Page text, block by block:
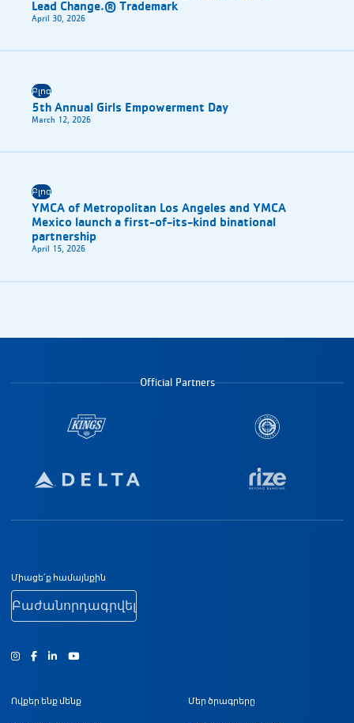
Lead Change.® Trademark
April 30, 2026
Բլոգ
5th Annual Girls Empowerment Day
March 12, 2026
Բլոգ
YMCA of Metropolitan Los Angeles and YMCA
Mexico launch a first-of-its-kind binational
partnership
April 15, 2026
Official Partners
Ստորին էջի նավիգացիա
Միացե՛ք համայնքին
Բաժանորդագրվել
Ինստագրամ
ՖեյսբուքՅություբ
Ովքեր ենք մենք Մեր ծրագրերը